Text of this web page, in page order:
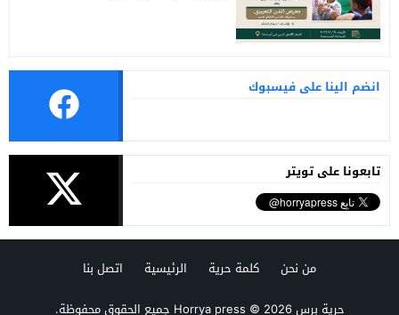
انضم الينا على فيسبوك
تابعونا على تويتر
من نحن كلمة حرية الرئيسية
اتصل بنا
حرية برس Horrya press© 2026 جميع الحقوق محفوظة.